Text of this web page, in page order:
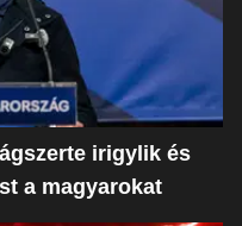
irigylik és
a magyarokat